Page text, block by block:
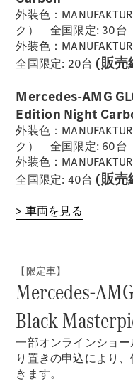
外装色：
ク） 全国限定: 30台
外装色：
全国限定: 20台(販売
Mercedes-AMG
Edition Night
外装色：
ク） 全国限定: 60台
外装色：
全国限定: 40台(販売
> 車両を見る
【限定車】
Mercedes-
Black
一部オンラインショ
り置きの申込により
きます。